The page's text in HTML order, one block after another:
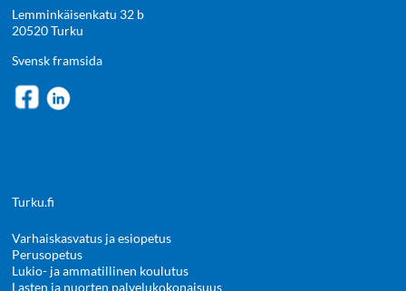
Lemminkäisenkatu 32 b
20520 Turku
Svensk framsida
Turku.fi
Varhaiskasvatus ja esiopetus
Perusopetus
Lukio- ja ammatillinen koulutus
Lasten ja nuorten palvelukokonaisuus